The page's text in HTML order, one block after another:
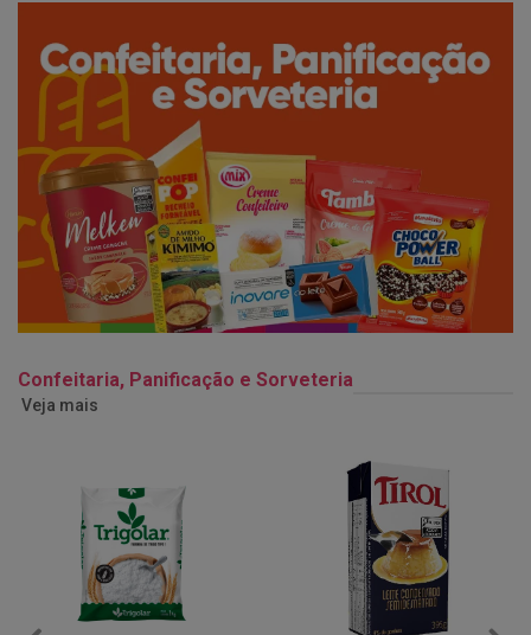
Confeitaria, Panificação e Sorveteria
Veja mais